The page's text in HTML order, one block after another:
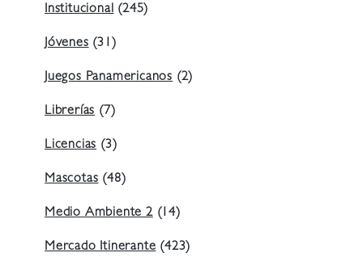
Institucional (245)
Jóvenes (31)
Juegos Panamericanos (2)
Librerías (7)
Licencias (3)
Mascotas (48)
Medio Ambiente 2(14)
Mercado Itinerante (423)